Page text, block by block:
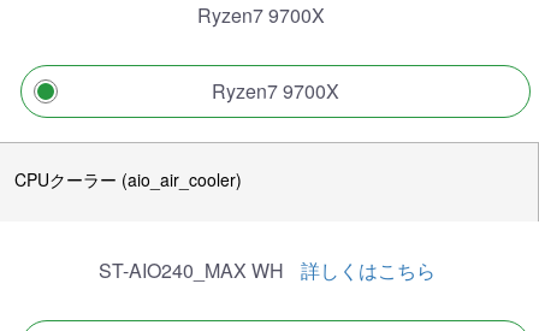
Ryzen7 9700X
Ryzen7 9700X
CPUクーラー (aio_air_cooler)
ST-AIO240_MAX WH 詳しくはこちら